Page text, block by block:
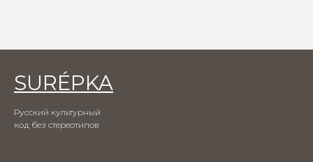
SURÉPKA
Русский культурный
код без стереотипов